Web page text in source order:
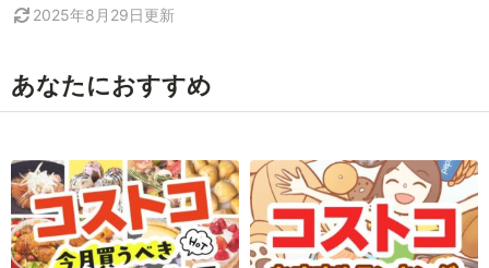
2025年8月29日更新
あなたにおすすめ